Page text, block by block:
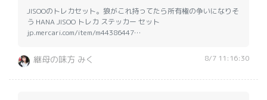
JISOOのトレカセット。狼がこれ持ってたら所有権の争いになりそ
う HANA JISOO トレカ ステッカー セット
jp.mercari.com/item/m44386447…
継母の味方 みく 8/7 11:16:30